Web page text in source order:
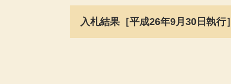
入札結果［平成26年9月30日執行］